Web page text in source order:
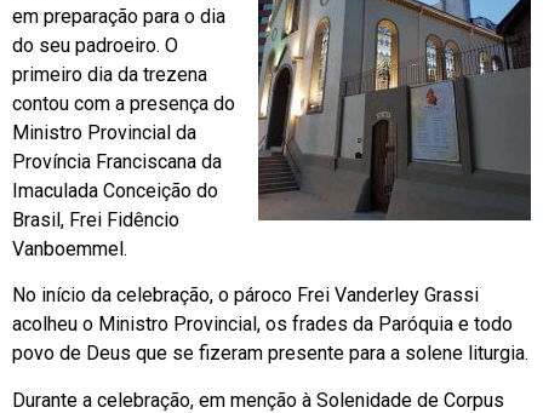
em preparação para o dia
do seu padroeiro. O
primeiro dia da trezena
contou com a presença do
Ministro Provincial da
Província Franciscana da
Imaculada Conceição do
Brasil, Frei Fidêncio
Vanboemmel.
No início da celebração, o pároco Frei Vanderley Grassi
acolheu o Ministro Provincial, os frades da Paróquia e todo
povo de Deus que se fizeram presente para a solene liturgia.
Durante a celebração, em menção à Solenidade de Corpus